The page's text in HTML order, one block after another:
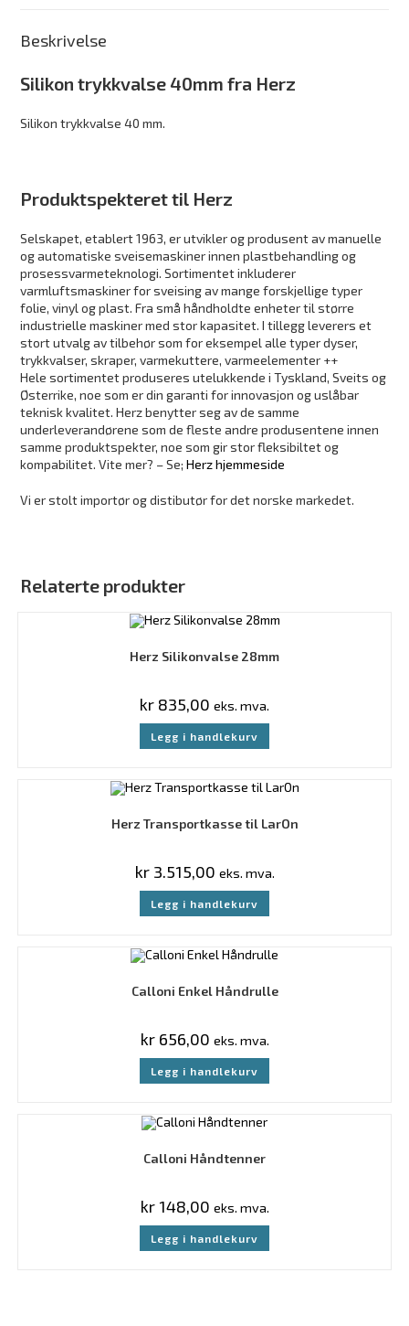
Beskrivelse
Silikon trykkvalse 40mm fra Herz
Silikon trykkvalse 40 mm.
Produktspekteret til Herz
Selskapet, etablert 1963, er utvikler og produsent av manuelle
og automatiske sveisemaskiner innen plastbehandling og
prosessvarmeteknologi. Sortimentet inkluderer
varmluftsmaskiner for sveising av mange forskjellige typer
folie, vinyl og plast. Fra små håndholdte enheter til større
industrielle maskiner med stor kapasitet. I tillegg leverers et
stort utvalg av tilbehør som for eksempel alle typer dyser,
trykkvalser, skraper, varmekuttere, varmeelementer ++
Hele sortimentet produseres utelukkende i Tyskland, Sveits og
Østerrike, noe som er din garanti for innovasjon og uslåbar
teknisk kvalitet. Herz benytter seg av de samme
underleverandørene som de fleste andre produsentene innen
samme produktspekter, noe som gir stor fleksibiltet og
kompabilitet. Vite mer? – Se;Herz hjemmeside
Vi er stolt importør og distibutør for det norske markedet.
Relaterte produkter
Herz Silikonvalse 28mm
kr 835,00 eks. mva.
Legg i handlekurv
Herz Transportkasse til LarOn
kr3.515,00 eks. mva.
Legg i handlekurv
Calloni Enkel Håndrulle
kr656,00 eks. mva.
Legg i handlekurv
Calloni Håndtenner
kr148,00 eks. mva.
Legg i handlekurv